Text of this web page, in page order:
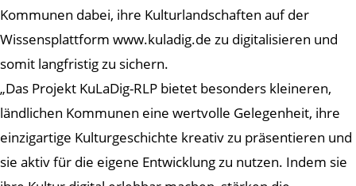
Kommunen dabei, ihre Kulturlandschaften auf der
Wissensplattform www.kuladig.de zu digitalisieren und
somit langfristig zu sichern.
„Das Projekt KuLaDig-RLP bietet besonders kleineren,
ländlichen Kommunen eine wertvolle Gelegenheit, ihre
einzigartige Kulturgeschichte kreativ zu präsentieren und
sie aktiv für die eigene Entwicklung zu nutzen. Indem sie